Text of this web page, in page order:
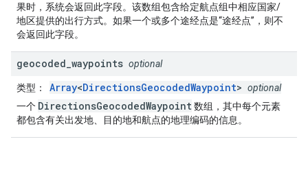
果时，系统会返回此字段。该数组包含给定航点组中相应国家/
地区提供的出行方式。如果一个或多个途经点是“途经点”，则不
会返回此字段。
geocoded waypoints optional
类型 ： Array<DirectionsGeocodedWaypoint> optional
一个 DirectionsGeocodedWaypoint数组，其中每个元素
都包含有关出发地、目的地和航点的地理编码的信息。